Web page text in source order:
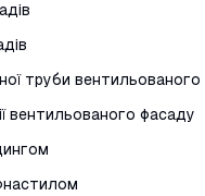
вентильованого фасаду